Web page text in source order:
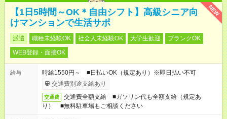
NEW
【1日5時間～OK＊自由シフト】高級シニア向
けマンションで生活サポ
派遣 職種未経験OK 社会人未経験OK 大学生歓迎
ブランクOK
WEB登録・面接OK
給与
時給1550円～ ■日払いOK（規定あり）※即日払い不可
交通費別途支給あり
交通費
交通費全額支給 ■ガソリン代も全額支給（規定あ
り） ■無料駐車場もご相談ください